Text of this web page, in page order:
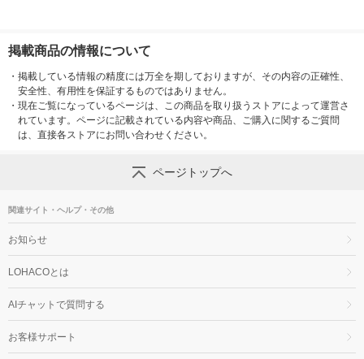
掲載商品の情報について
・ 掲載している情報の精度には万全を期しておりますが、その内容の正確性、
安全性、有用性を保証するものではありません。
・ 現在ご覧になっているページは、この商品を取り扱うストアによって運営さ
れています。ページに記載されている内容や商品、ご購入に関するご質問
は、直接各ストアにお問い合わせください。
ページトップへ
関連サイト・ヘルプ・その他
お知らせ
LOHACOとは
AIチャットで質問する
お客様サポート